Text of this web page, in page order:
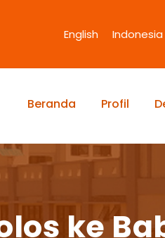
English Indonesia
Beranda Profil
ke